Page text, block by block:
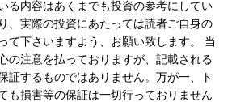
る内容はあくまでも投資の参考にしてい
、実際の投資にあたっては読者ご自身の
て下さいますよう、お願い致します。 当
の注意を払っておりますが、記載される
証するものではありません。万が一、ト
も損害等の保証は一切行っておりません